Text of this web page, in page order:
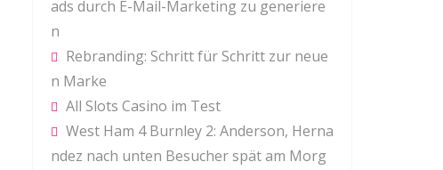
ads durch E-Mail-Marketing zu generiere
n
Rebranding: Schritt für Schritt zur neue
n Marke
All Slots Casino im Test
West Ham 4 Burnley 2: Anderson, Herna
ndez nach unten Besucher spät am Morg